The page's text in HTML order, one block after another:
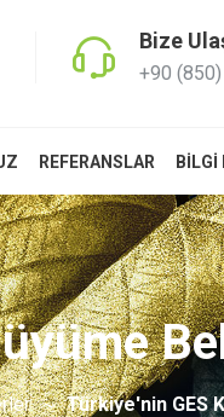
Bize
+90
REFERANSLAR BILGI
Türkiye'nin GES